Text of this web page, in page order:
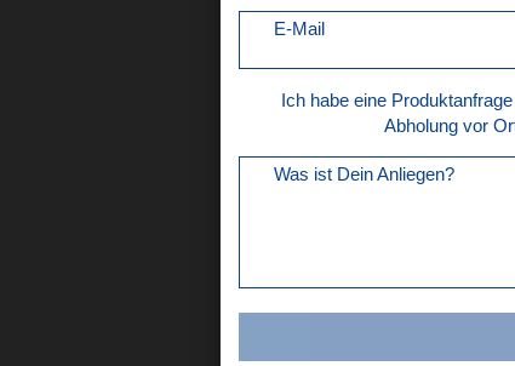
E-Mail
Ich habe eine
Abholung vor
Was ist Dein Anliegen?